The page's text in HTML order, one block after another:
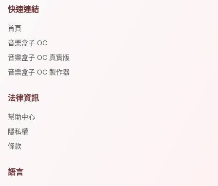
快速連結
首頁
音樂盒子 OC
音樂盒子 OC 真實版
音樂盒子 OC 製作器
法律資訊
幫助中心
隱私權
條款
語言